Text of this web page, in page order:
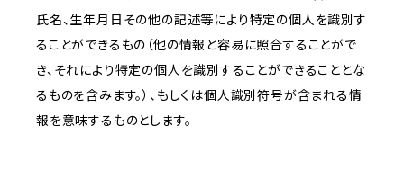
氏名、生年月日その他の記述等により特定の個人を識別す
ることができるもの（他の情報と容易に照合することがで
き、それにより特定の個人を識別することができることとな
るものを含みます。）、もしくは個人識別符号が含まれる情
報を意味するものとします。